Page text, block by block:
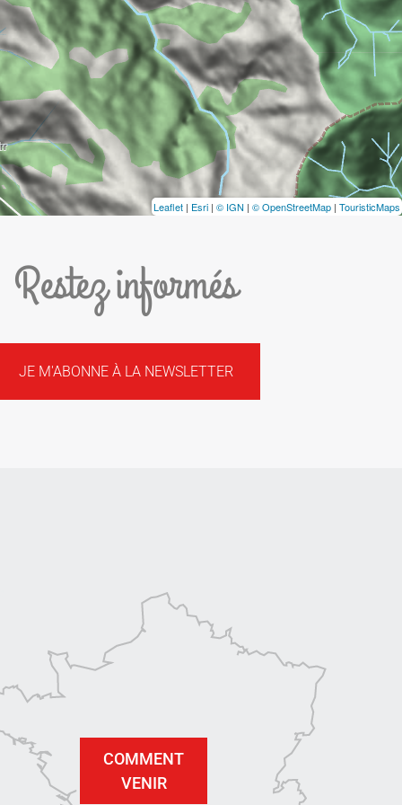
Leaflet | Esri | © IGN | © OpenStreetMap | TouristicMaps
Restez informés
JE M'ABONNE À LA NEWSLETTER
COMMENT
VENIR